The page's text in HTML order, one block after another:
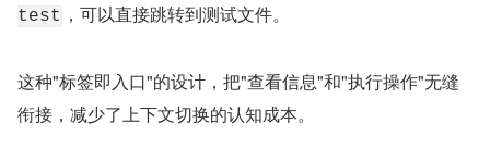
test ，可以直接跳转到测试文件。
这种"标签即入口"的设计，把"查看信息"和"执行操作"无缝
衔接，减少了上下文切换的认知成本。